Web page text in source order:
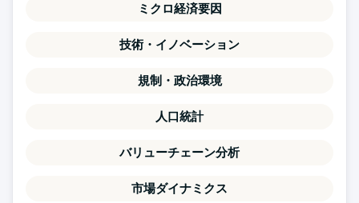
ミクロ経済要因
技術・イノベーション
規制・政治環境
人口統計
バリューチェーン分析
市場ダイナミクス